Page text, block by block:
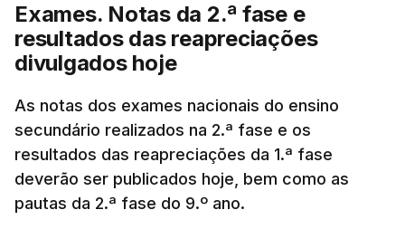
Exames. Notas da 2.ª fase e
resultados das reapreciações
divulgados hoje
As notas dos exames nacionais do ensino
secundário realizados na 2.ª fase e os
resultados das reapreciações da 1.ª fase
deverão ser publicados hoje, bem como as
pautas da 2.ª fase do 9.º ano.